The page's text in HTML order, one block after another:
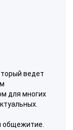
ведет
для многих
общежитие.